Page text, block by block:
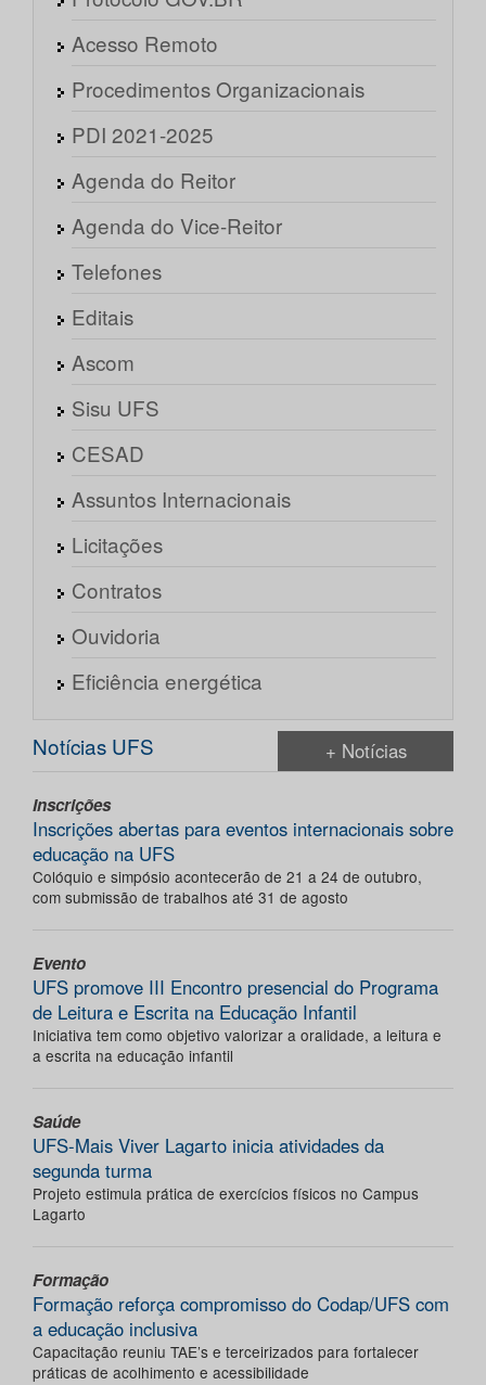
Acesso Remoto
Procedimentos Organizacionais
PDI 2021-2025
Agenda do Reitor
Agenda do Vice-Reitor
Telefones
Editais
Ascom
Sisu UFS
CESAD
Assuntos Internacionais
Licitações
Contratos
Ouvidoria
Eficiência energética
Notícias UFS + Notícias
Inscrições
Inscrições abertas para eventos internacionais sobre
educação na UFS
Colóquio e simpósio acontecerão de 21 a 24 de outubro,
com submissão de trabalhos até 31 de agosto
Evento
UFS promove III Encontro presencial do Programa
de Leitura e Escrita na Educação Infantil
Iniciativa tem como objetivo valorizar a oralidade, a leitura e
a escrita na educação infantil
Saúde
UFS-Mais Viver Lagarto inicia atividades da
segunda turma
Projeto estimula prática de exercícios físicos no Campus
Lagarto
Formação
Formação reforça compromisso do Codap/UFS com
a educação inclusiva
Capacitação reuniu TAE’s e terceirizados para fortalecer
práticas de acolhimento e acessibilidade